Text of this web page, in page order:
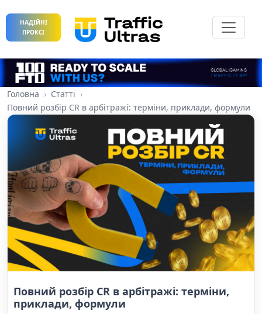
НАДІЙНІ
ПРОКСІ
Головна
Статті
Повний розбір CR в арбітражі: терміни, приклади, формули
Повний розбір CR в арбітражі: терміни,
приклади, формули